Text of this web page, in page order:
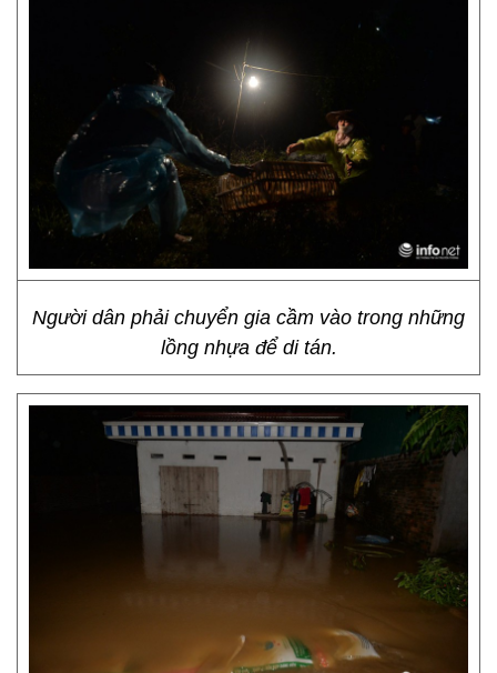
Người dân phải chuyển gia cầm vào trong những
lồng nhựa để di tán.